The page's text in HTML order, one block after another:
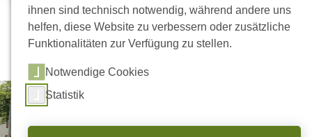
ihnen sind technisch notwendig, während andere uns
helfen, diese Website zu verbessern oder zusätzliche
Funktionalitäten zur Verfügung zu stellen.
Notwendige Cookies
Statistik